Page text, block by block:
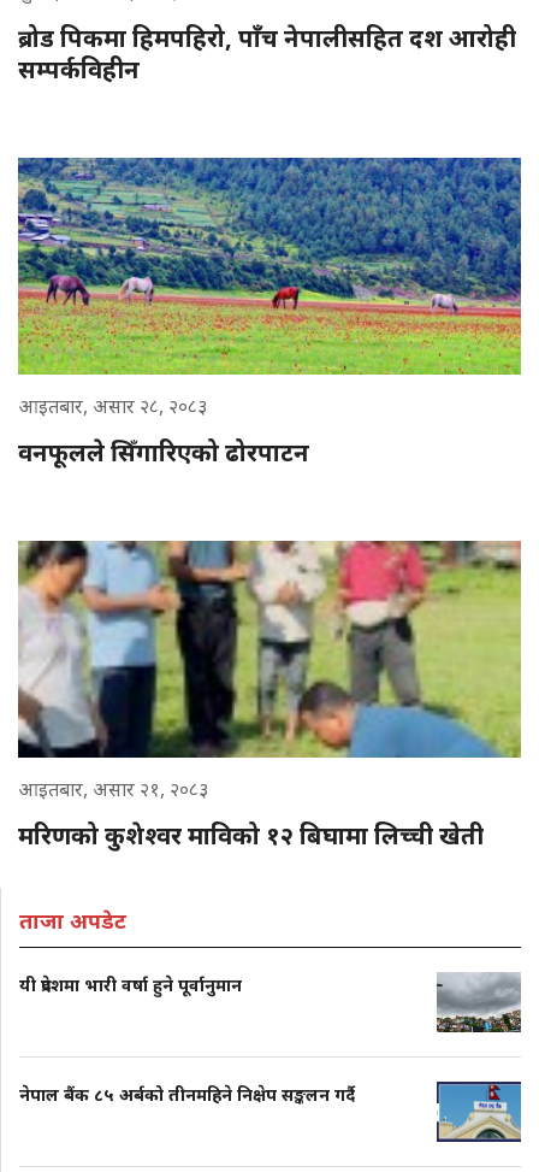
ब्रोड पिकमा हिमपहिरो, पाँच नेपालीसहित दश आरोही
सम्पर्कविहीन
आइतबार, असार २८, २०८३
वनफूलले सिँगारिएको ढोरपाटन
आइतबार, असार २१, २०८३
मरिणको कुशेश्वर माविको १२ बिघामा लिच्ची खेती
ताजा अपडेट
यी प्रदेशमा भारी वर्षा हुने पूर्वानुमान
नेपाल बैंक ८५ अर्बको तीनमहिने निक्षेप सङ्कलन गर्दै